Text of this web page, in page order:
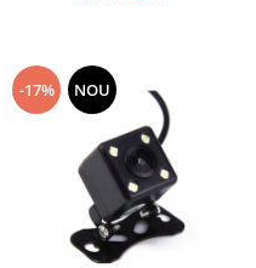
-17% NOU